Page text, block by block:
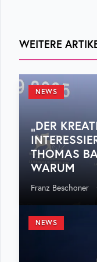
WEITERE
NEWS
„DER
THOMAS
WARUM
Franz Beschoner
NEWS